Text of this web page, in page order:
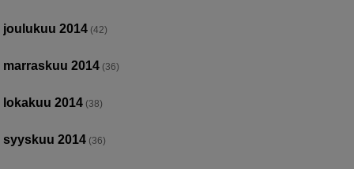
joulukuu 2014 (42)
marraskuu 2014 (36)
lokakuu 2014 (38)
syyskuu 2014 (36)